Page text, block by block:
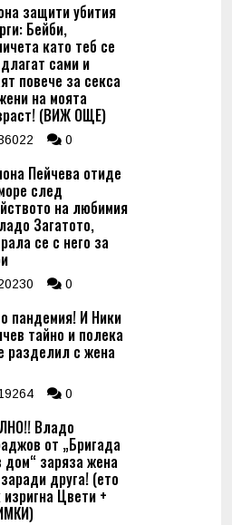
защити убития
Бейби,
като теб се
сами и
повече за секса
на моята
(ВИЖ ОЩЕ)
0
Пейчева отиде
след
на любимия
Загатото,
се с него за
0
пандемия! И Ники
тайно и полека
разделил с жена
0
Владо
от „Бригада
дом“ заряза жена
друга! (ето
изригна Цвети +